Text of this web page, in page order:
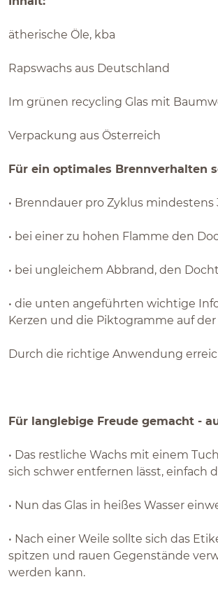
ätherische Öle, kba
Rapswachs aus Deutschland
Im grünen recycling Glas mit
Verpackung aus Österreich
Für ein optimales Brennverhalten
• Brenndauer pro Zyklus
• bei einer zu hohen Flamme den
• bei ungleichem Abbrand, den
• die unten angeführten wichtige
Kerzen und die Piktogramme auf
Durch die richtige Anwendung
Für langlebige Freude gemacht -
• Das restliche Wachs mit einem
sich schwer entfernen lässt, einfach
• Nun das Glas in heißes Wasser
• Nach einer Weile sollte sich das
spitzen und rauen Gegenstände
werden kann.